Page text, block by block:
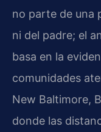
no parte de una
ni del padre; el
basa en la
comunidades
New Baltimore,
donde las